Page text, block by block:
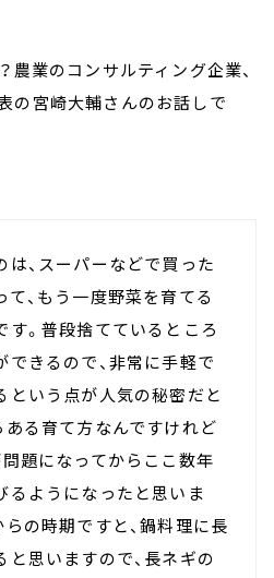
農業のコンサルティング企業、
の宮崎大輔さんのお話しで
は、スーパーなどで買った
、もう一度野菜を育てる
す。普段捨てているところ
できるので、非常に手軽で
という点が人気の秘密だと
ある育て方なんですけれど
問題になってからここ数年
るようになったと思いま
の時期ですと、鍋料理に長
と思いますので、長ネギの